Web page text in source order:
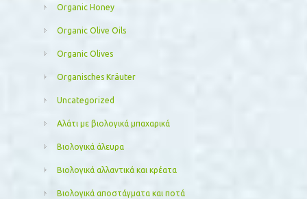
Organic Honey
Organic Olive Oils
Organic Olives
Organisches Kräuter
Uncategorized
Αλάτι με βιολογικά μπαχαρικά
Βιολογικά άλευρα
Βιολογικά αλλαντικά και κρέατα
Βιολογικά αποστάγματα και ποτά